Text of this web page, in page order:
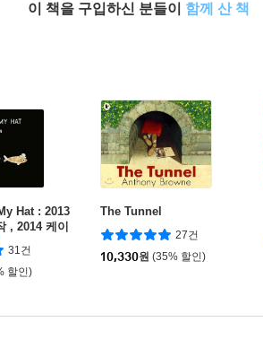
이 책을 구입하신 분들이 함께 산 책
Hat : 2013
, 2014 케이
수상작
31건
할인)
The Tunnel
27건
10,330원 (35% 할인)